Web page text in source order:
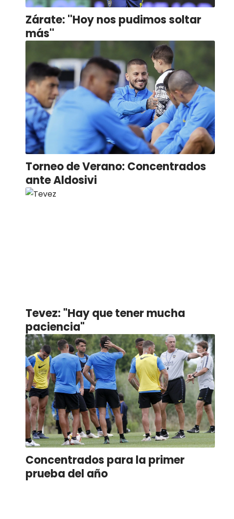
Zárate: ''Hoy nos pudimos soltar
más''
Torneo de Verano: Concentrados
ante Aldosivi
Tevez: "Hay que tener mucha
paciencia"
Concentrados para la primer
prueba del año